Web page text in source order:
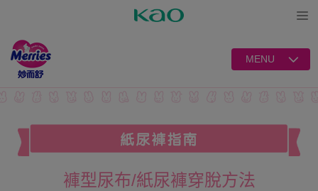
MENU
褲型尿布/紙尿褲穿脫方法